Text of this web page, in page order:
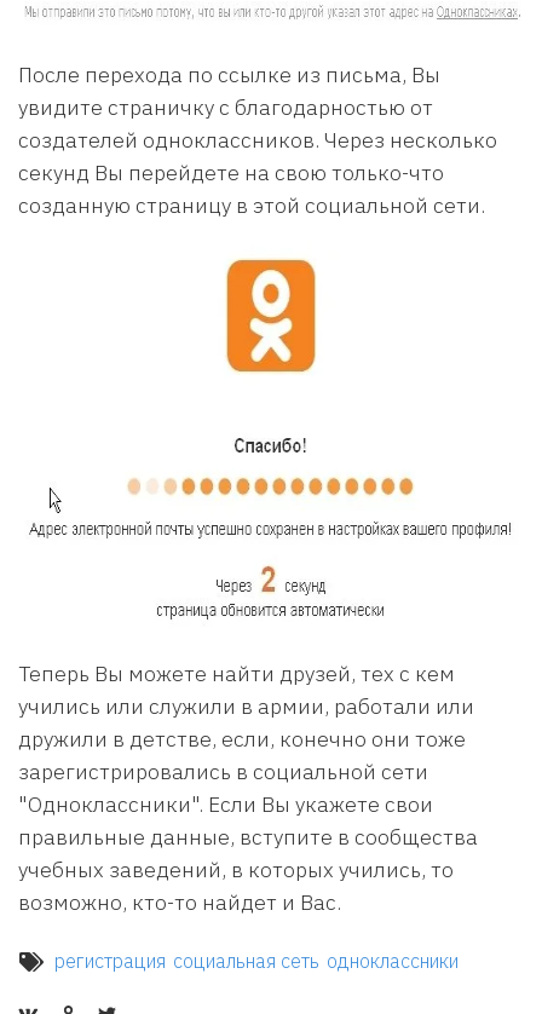
После перехода по ссылке из письма, Вы
увидите страничку с благодарностью от
создателей одноклассников. Через несколько
секунд Вы перейдете на свою только-что
созданную страницу в этой социальной сети.
Теперь Вы можете найти друзей, тех с кем
учились или служили в армии, работали или
дружили в детстве, если, конечно они тоже
зарегистрировались в социальной сети
"Одноклассники". Если Вы укажете свои
правильные данные, вступите в сообщества
учебных заведений, в которых учились, то
возможно, кто-то найдет и Вас.
регистрация социальная сеть одноклассники